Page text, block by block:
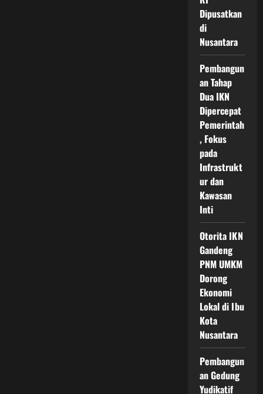
Dipusatkan
di
Nusantara
Pembangun
an Tahap
Dua IKN
Dipercepat
Pemerintah
, Fokus
pada
Infrastrukt
ur dan
Kawasan
Inti
Otorita IKN
Gandeng
PNM UMKM
Dorong
Ekonomi
Lokal di Ibu
Kota
Nusantara
Pembangun
an Gedung
Yudikatif